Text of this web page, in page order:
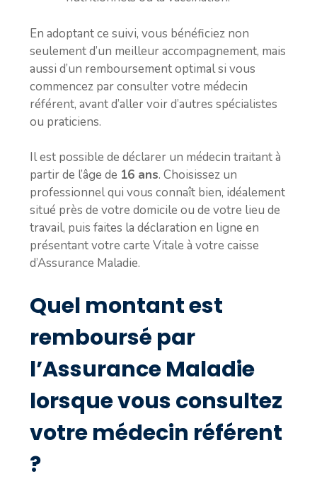
En adoptant ce suivi, vous bénéficiez non
seulement d’un meilleur accompagnement, mais
aussi d’un remboursement optimal si vous
commencez par consulter votre médecin
référent, avant d’aller voir d’autres spécialistes
ou praticiens.
Il est possible de déclarer un médecin traitant à
partir de l’âge de 16 ans. Choisissez un
professionnel qui vous connaît bien, idéalement
situé près de votre domicile ou de votre lieu de
travail, puis faites la déclaration en ligne en
présentant votre carte Vitale à votre caisse
d’Assurance Maladie.
Quel montant est
remboursé par
l’Assurance Maladie
lorsque vous consultez
votre médecin référent
?